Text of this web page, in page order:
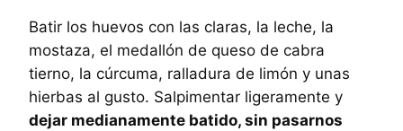
Batir los huevos con las claras, la leche, la
mostaza, el medallón de queso de cabra
tierno, la cúrcuma, ralladura de limón y unas
hierbas al gusto. Salpimentar ligeramente y
dejar medianamente batido, sin pasarnos